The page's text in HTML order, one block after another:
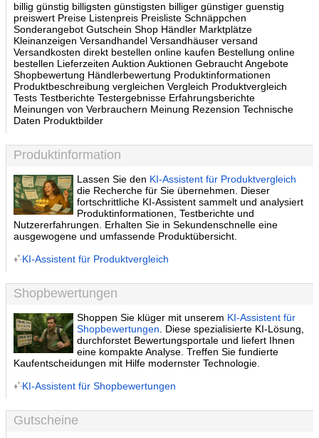
billig günstig billigsten günstigsten billiger günstiger guenstig
preiswert Preise Listenpreis Preisliste Schnäppchen
Sonderangebot Gutschein Shop Händler Marktplätze
Kleinanzeigen Versandhandel Versandhäuser versand
Versandkosten direkt bestellen online kaufen Bestellung online
bestellen Lieferzeiten Auktion Auktionen Gebraucht Angebote
Shopbewertung Händlerbewertung Produktinformationen
Produktbeschreibung vergleichen Vergleich Produktvergleich
Tests Testberichte Testergebnisse Erfahrungsberichte
Meinungen von Verbrauchern Meinung Rezension Technische
Daten Produktbilder
Produktinformation
Lassen Sie den KI-Assistent für Produktvergleich
die Recherche für Sie übernehmen. Dieser
fortschrittliche KI-Assistent sammelt und analysiert
Produktinformationen, Testberichte und
Nutzererfahrungen. Erhalten Sie in Sekundenschnelle eine
ausgewogene und umfassende Produktübersicht.
KI-Assistent für Produktvergleich
Shopbewertungen
Shoppen Sie klüger mit unserem KI-Assistent für
Shopbewertungen . Diese spezialisierte KI-Lösung,
durchforstet Bewertungsportale und liefert Ihnen
eine kompakte Analyse. Treffen Sie fundierte
Kaufentscheidungen mit Hilfe modernster Technologie.
KI-Assistent für Shopbewertungen
Gutscheine